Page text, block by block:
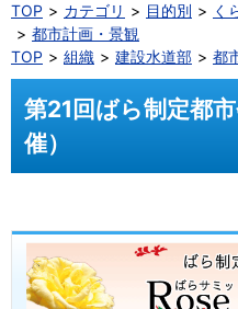
TOP
カテゴリ 目的別
く
都市計画・景観
TOP
組織 建設水道部 都
第21回ばら制定都
催）